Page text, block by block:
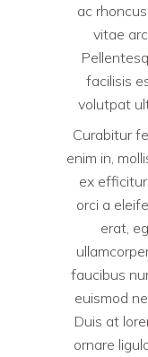
ac
vitae
facilisis
volutpat
Curabitur
enim in,
ex
orci a
erat,
faucibus
euismod
Duis at
ornare